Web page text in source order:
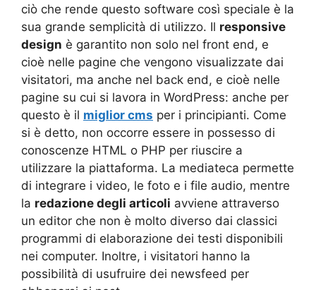
ciò che rende questo software così speciale è la
sua grande semplicità di utilizzo. Il responsive
design è garantito non solo nel front end, e
cioè nelle pagine che vengono visualizzate dai
visitatori, ma anche nel back end, e cioè nelle
pagine su cui si lavora in WordPress: anche per
questo è il miglior cms per i principianti. Come
si è detto, non occorre essere in possesso di
conoscenze HTML o PHP per riuscire a
utilizzare la piattaforma. La mediateca permette
di integrare i video, le foto e i file audio, mentre
la redazione degli articoli avviene attraverso
un editor che non è molto diverso dai classici
programmi di elaborazione dei testi disponibili
nei computer. Inoltre, i visitatori hanno la
possibilità di usufruire dei newsfeed per